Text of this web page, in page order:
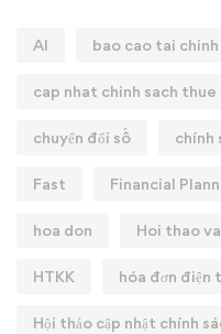
AI bao cao tai chinh
cap nhat chinh sach thue
chuyển đổi số chính
Fast Financial
hoa don Hoi thao
HTKK hóa đơn điện
Hội thảo cập nhật chính